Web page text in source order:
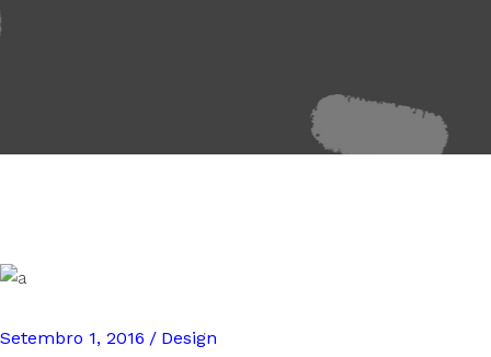
Setembro 1, 2016 Design